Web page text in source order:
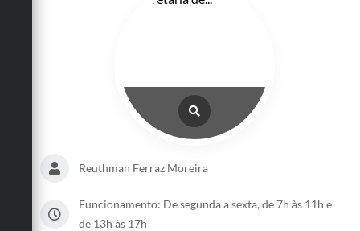
Formulários
Conselho Tutelar.
Reuthman Ferraz Moreira
Funcionamento: De segunda a sexta, de 7h às 11h e
de 13h às 17h